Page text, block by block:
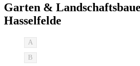
Garten &
Hasselfelde
A
B